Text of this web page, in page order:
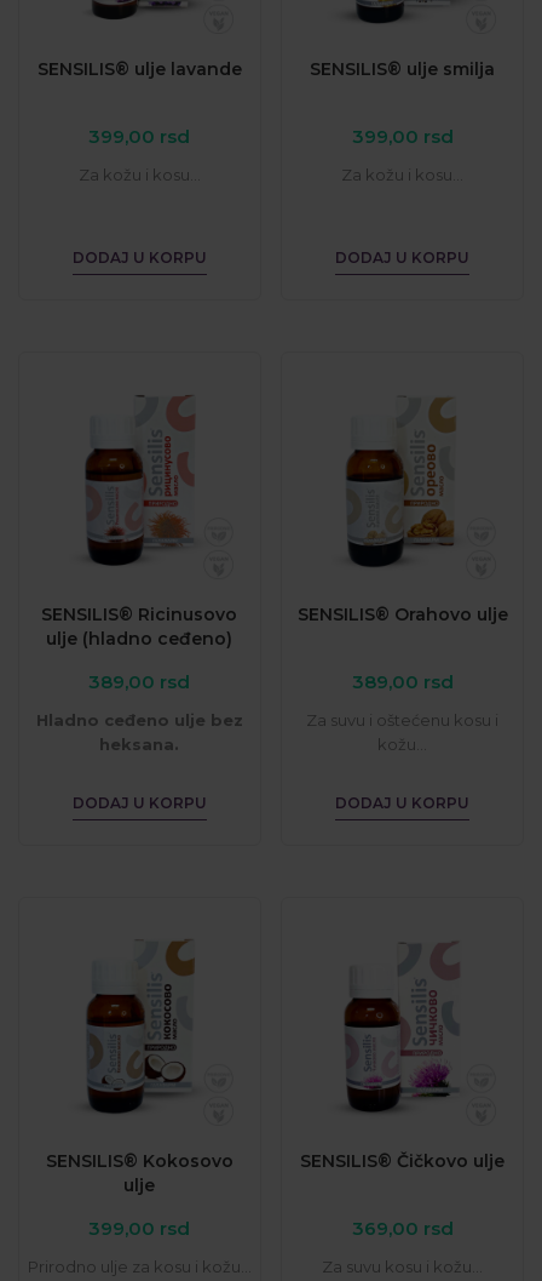
SENSILIS® ulje lavande
399,00 rsd
Za kožu i kosu...
DODAJ U KORPU
SENSILIS® ulje smilja
399,00 rsd
Za kožu i kosu...
DODAJ U KORPU
SENSILIS® Ricinusovo
ulje (hladno ceđeno)
389,00 rsd
Hladno ceđeno ulje bez
heksana.
DODAJ U KORPU
SENSILIS® Orahovo ulje
389,00 rsd
Za suvu i oštećenu kosu i
kožu...
DODAJ U KORPU
SENSILIS® Kokosovo
ulje
399,00 rsd
Prirodno ulje za kosu i kožu...
SENSILIS® Čičkovo ulje
369,00 rsd
Za suvu kosu i kožu...